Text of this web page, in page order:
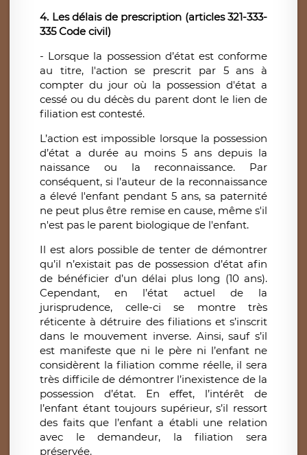
4. Les délais de prescription (articles 321-333-
335 Code civil)
- Lorsque la possession d’état est conforme
au titre, l'action se prescrit par 5 ans à
compter du jour où la possession d'état a
cessé ou du décès du parent dont le lien de
filiation est contesté.
L’action est impossible lorsque la possession
d’état a durée au moins 5 ans depuis la
naissance ou la reconnaissance. Par
conséquent, si l’auteur de la reconnaissance
a élevé l'enfant pendant 5 ans, sa paternité
ne peut plus être remise en cause, même s'il
n'est pas le parent biologique de l'enfant.
Il est alors possible de tenter de démontrer
qu’il n’existait pas de possession d’état afin
de bénéficier d’un délai plus long (10 ans).
Cependant, en l’état actuel de la
jurisprudence, celle-ci se montre très
réticente à détruire des filiations et s’inscrit
dans le mouvement inverse. Ainsi, sauf s’il
est manifeste que ni le père ni l’enfant ne
considèrent la filiation comme réelle, il sera
très difficile de démontrer l’inexistence de la
possession d’état. En effet, l’intérêt de
l’enfant étant toujours supérieur, s’il ressort
des faits que l’enfant a établi une relation
avec le demandeur, la filiation sera
préservée.